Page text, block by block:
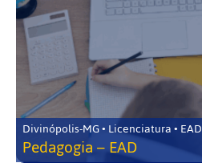
Divinópolis-MG • Licenciatura • EAD
Pedagogia – EAD